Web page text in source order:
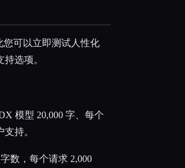
您可以立即测试人性化
选项。
模型 20,000 字、每个
持。
数，每个请求 2,000